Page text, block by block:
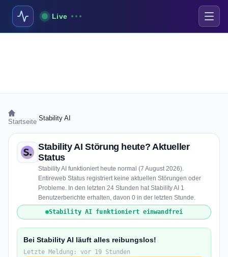
Live
Startseite Stability AI
Stability AI Störung heute? Aktueller
Status
Stability AI funktioniert heute normal (7 August 2026).
Entireweb Status registriert keine aktuellen Störungen oder
Probleme. In den letzten 24 Stunden hat Stability AI 1
Benutzerberichte erhalten, davon 0 in der letzten Stunde.
Stability AI funktioniert einwandfrei
Bei Stability AI läuft alles reibungslos!
Letzte Meldung: vor 19 Stunden